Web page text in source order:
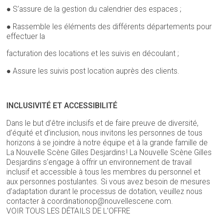
● S’assure de la gestion du calendrier des espaces ;
● Rassemble les éléments des différents départements pour
effectuer la
facturation des locations et les suivis en découlant ;
● Assure les suivis post location auprès des clients.
INCLUSIVITÉ ET ACCESSIBILITÉ
Dans le but d’être inclusifs et de faire preuve de diversité,
d’équité et d’inclusion, nous invitons les personnes de tous
horizons à se joindre à notre équipe et à la grande famille de
La Nouvelle Scène Gilles Desjardins ! La Nouvelle Scène Gilles
Desjardins s’engage à offrir un environnement de travail
inclusif et accessible à tous les membres du personnel et
aux personnes postulantes. Si vous avez besoin de mesures
d’adaptation durant le processus de dotation, veuillez nous
contacter à coordinationop@nouvellescene.com.
VOIR TOUS LES DÉTAILS DE L’OFFRE